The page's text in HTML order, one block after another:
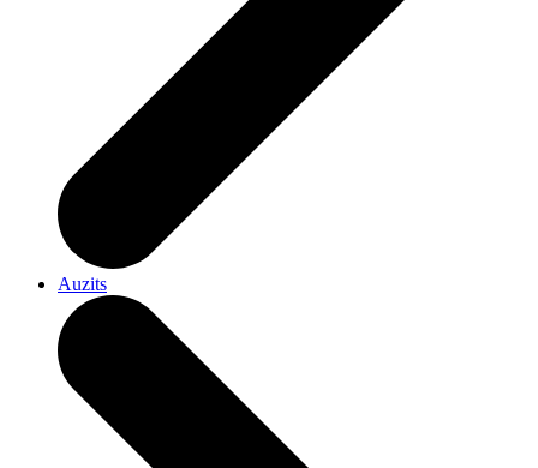
Auzits